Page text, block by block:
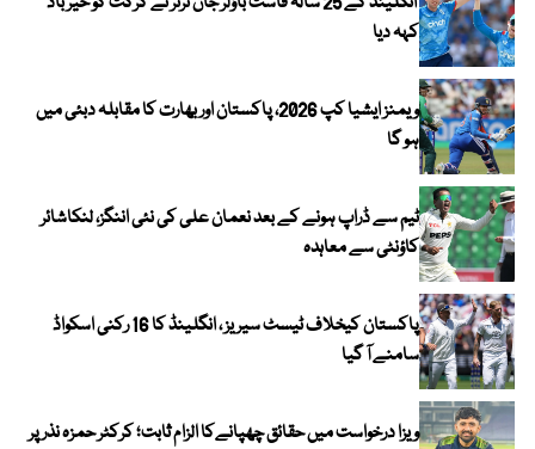
کہہ دیا
ویمنز ایشیا کپ 2026، پاکستان اور بھارت کا مقابلہ دبئی میں
ہو گا
ٹیم سے ڈراپ ہونے کے بعد نعمان علی کی نئی اننگز، لنکاشائر
کاؤنٹی سے معاہدہ
پاکستان کیخلاف ٹیسٹ سیریز ، انگلینڈ کا 16 رکنی اسکواڈ
سامنے آ گیا
ویزا درخواست میں حقائق چھپانےکا الزام ثابت؛ کرکٹر حمزہ نذر پر